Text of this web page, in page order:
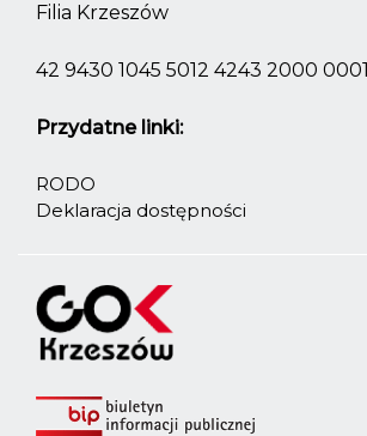
Filia Krzeszów
42 9430 1045 5012 4243 2000 0001
Przydatne linki:
RODO
Deklaracja dostępności